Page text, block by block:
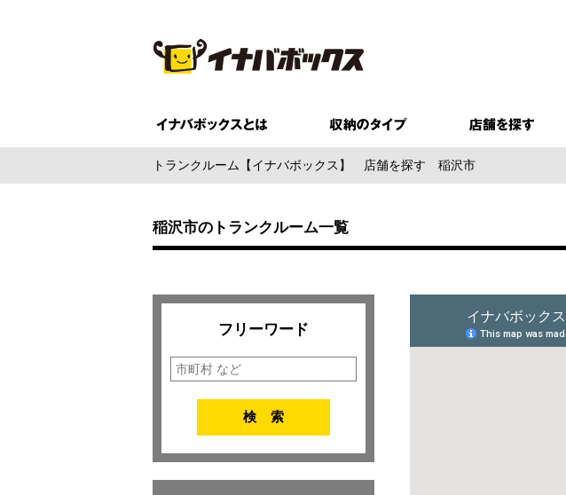
トランクルーム【イナバボックス】 店舗を探す 稲沢市
稲沢市のトランクルーム一覧
フリーワード